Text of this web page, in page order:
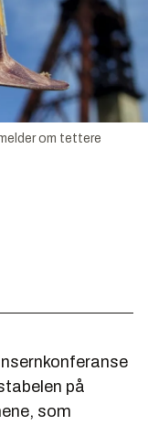
om tettere
på
som